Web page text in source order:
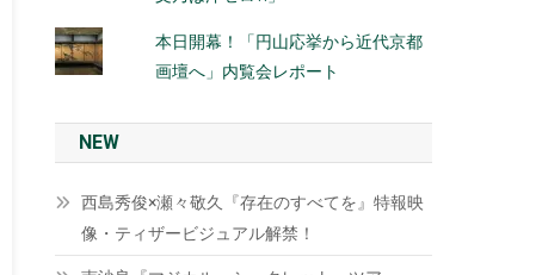
本日開幕！「円山応挙から近代京都
画壇へ」内覧会レポート
NEW
西島秀俊×瀬々敬久『存在のすべてを』特報映
像・ティザービジュアル解禁！